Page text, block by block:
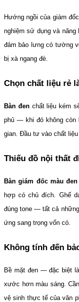
Hướng ngồi của giám
nghiệm sử dụng và
đảm bảo lưng có tường
bị xà ngang đè.
Chọn chất liệu rẻ
Bàn đen chất liệu kém
phủ — khi đó không còn
gian. Đầu tư vào chất
Thiếu đồ nội thất
Bàn giám đốc màu đen
hợp có chủ đích. Ghế
đúng tone — tất cả
ứng sang trọng vốn có.
Không tính đến
Bề mặt đen — đặc biệt
xước hơn màu sáng.
vệ sinh thực tế của văn